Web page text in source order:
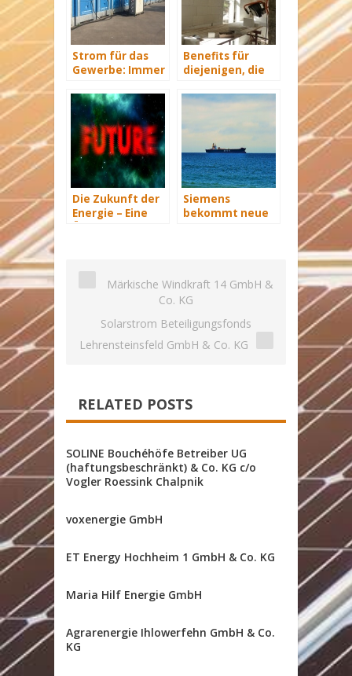
Strom für das
Gewerbe: Immer
versorgt
Benefits für
diejenigen, die
sanieren
Die Zukunft der
Energie – Eine
Siemens
bekommt neue
Märkische Windkraft 14 GmbH &
Co. KG
Solarstrom Beteiligungsfonds
Lehrensteinsfeld GmbH & Co. KG
RELATED POSTS
SOLINE Bouchéhöfe Betreiber UG
(haftungsbeschränkt) & Co. KG c/o
Vogler Roessink Chalpnik
voxenergie GmbH
ET Energy Hochheim 1 GmbH & Co. KG
Maria Hilf Energie GmbH
Agrarenergie Ihlowerfehn GmbH & Co.
KG